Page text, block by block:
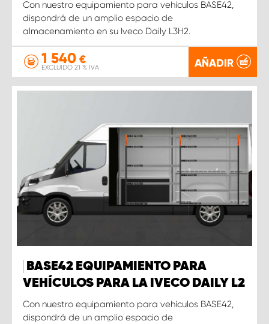
Con nuestro equipamiento para vehículos BASE42,
dispondrá de un amplio espacio de
almacenamiento en su Iveco Daily L3H2.
1 540 €
EXCLUIDO 21 % IVA AÑADIR
BASE42 EQUIPAMIENTO PARA
VEHÍCULOS PARA LA IVECO DAILY L2
Con nuestro equipamiento para vehículos BASE42,
dispondrá de un amplio espacio de